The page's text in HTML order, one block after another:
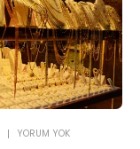
YORUM YOK